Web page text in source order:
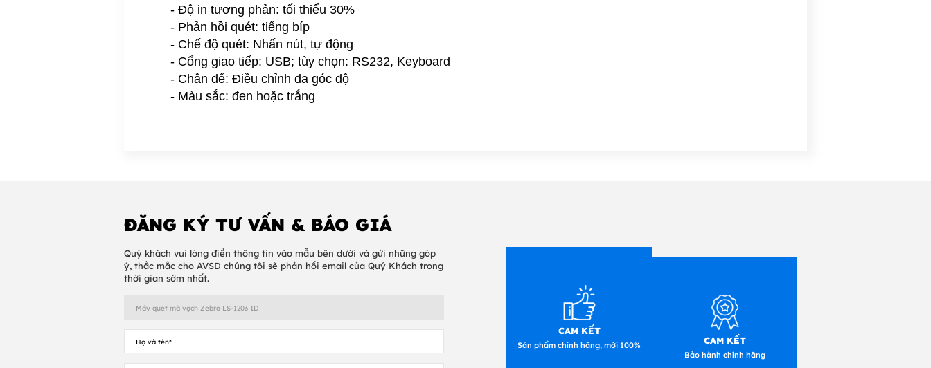
- Độ in tương phản: tối thiểu 30%
- Phản hồi quét: tiếng bíp
- Chế độ quét: Nhấn nút, tự động
- Cổng giao tiếp: USB; tùy chọn: RS232, Keyboard
- Chân đế: Điều chỉnh đa góc độ
- Màu sắc: đen hoặc trắng
ĐĂNG KÝ TƯ VẤN & BÁO GIÁ
Quý khách vui lòng điền thông tin vào mẫu bên dưới và gửi những góp
ý, thắc mắc cho AVSD chúng tôi sẽ phản hồi email của Quý Khách trong
thời gian sớm nhất.
CAM KẾT
Sản phẩm chính hãng, mới 100% CAM KẾT
Bảo hành chính hãng